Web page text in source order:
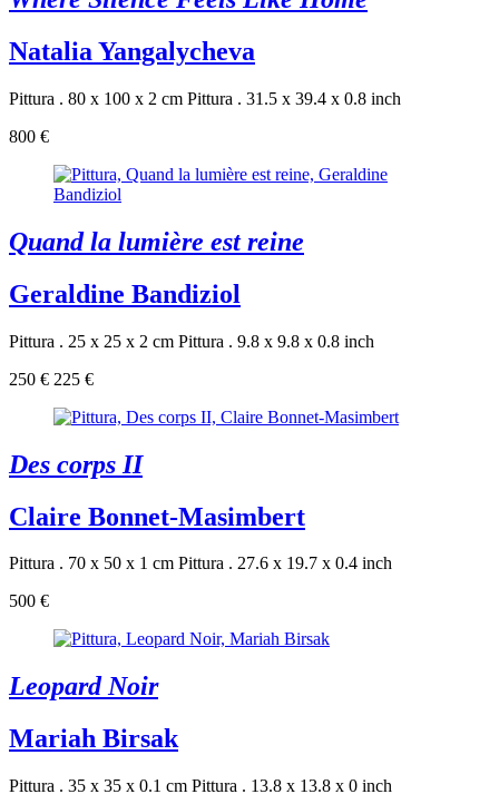
Natalia Yangalycheva
Pittura . 80 x 100 x 2 cm Pittura . 31.5 x 39.4 x 0.8 inch
800 €
Quand la lumière est reine
Geraldine Bandiziol
Pittura . 25 x 25 x 2 cm Pittura . 9.8 x 9.8 x 0.8 inch
250 € 225 €
Des corps II
Claire Bonnet-Masimbert
Pittura . 70 x 50 x 1 cm Pittura . 27.6 x 19.7 x 0.4 inch
500 €
Leopard Noir
Mariah Birsak
Pittura . 35 x 35 x 0.1 cm Pittura . 13.8 x 13.8 x 0 inch